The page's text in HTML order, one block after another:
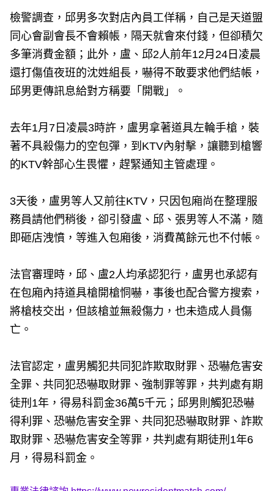
檢警調查，邱男多次對店內員工佯稱，自己是天道盟
同心會副會長不會賴帳，隔天就會來付錢，但卻積欠
多筆消費金額；此外，盧、邱2人前年12月24日凌晨
還打傷值夜班的沈姓組長，嚇得不敢要求他們結帳，
邱男更傳訊息給對方稱要「開戰」。
去年1月7日凌晨3時許，盧男拿著道具左輪手槍，裝
著不具殺傷力的空包彈，到KTV內射擊，讓聽到槍響
的KTV幹部心生畏懼，趕緊通知主管處理。
3天後，盧男等人又前往KTV，只因包廂尚在整理服
務員請他們稍後，卻引發盧、邱、張男等人不滿，隨
即砸店洩憤，等進入包廂後，消費萬餘元也不付帳。
法官審理時，邱、盧2人均承認犯行，盧男也承認有
在包廂內持道具槍開槍恫嚇，事後也配合警方搜索，
將槍枝交出，但該槍並無殺傷力，也未造成人員傷
亡。
法官認定，盧男觸犯共同犯詐欺取財罪、恐嚇危害安
全罪、共同犯恐嚇取財罪、強制罪等罪，共判處有期
徒刑1年，得易科罰金36萬5千元；邱男則觸犯恐嚇
得利罪、恐嚇危害安全罪、共同犯恐嚇取財罪、詐欺
取財罪、恐嚇危害安全等罪，共判處有期徒刑1年6
月，得易科罰金。